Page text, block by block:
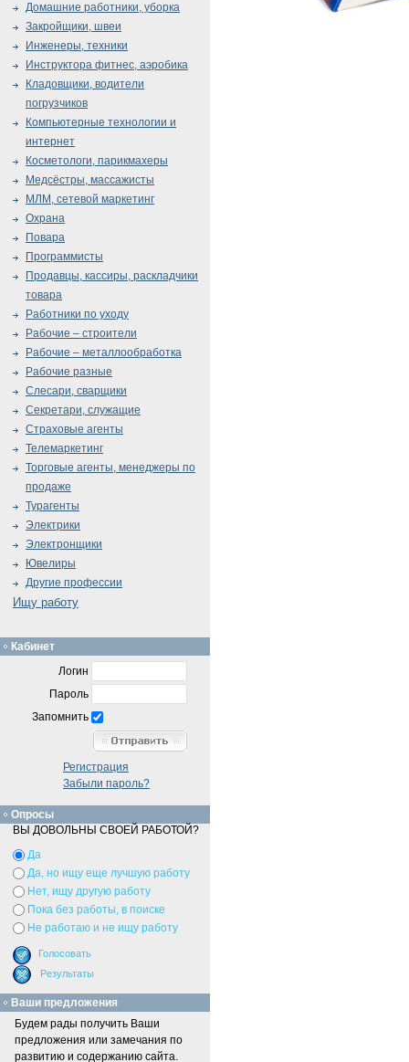
Домашние работники, уборка
Закройщики, швеи
Инженеры, техники
Инструктора фитнес, аэробика
Кладовщики, водители
погрузчиков
Компьютерные технологии и
интернет
Косметологи, парикмахеры
Медсёстры, массажисты
МЛМ, сетевой маркетинг
Охрана
Повара
Программисты
Продавцы, кассиры, раскладчики
товара
Работники по уходу
Рабочие – строители
Рабочие – металлообработка
Рабочие разные
Слесари, сварщики
Секретари, служащие
Страховые агенты
Телемаркетинг
Торговые агенты, менеджеры по
продаже
Турагенты
Электрики
Электронщики
Ювелиры
Другие профессии
Ищу работу
Кабинет
Логин
Пароль
Запомнить
Регистрация
Забыли пароль?
Опросы
ВЫ ДОВОЛЬНЫ СВОЕЙ РАБОТОЙ?
Да
Да, но ищу еще лучшую работу
Нет, ищу другую работу
Пока без работы, в поиске
Не работаю и не ищу работу
Ваши предложения
Будем рады получить Ваши
предложения или замечания по
развитию и содержанию сайта.